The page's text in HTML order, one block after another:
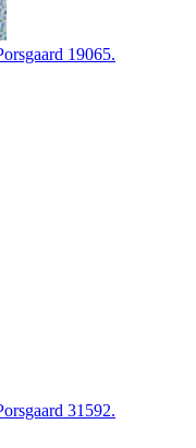
19065.
31592.